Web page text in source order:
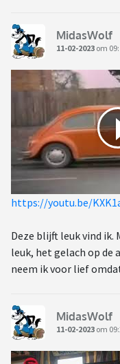
MidasWolf
11-02-2023 om
https://youtu.be/
Deze blijft leuk vind ik.
leuk, het gelach op de
neem ik voor lief
MidasWolf
11-02-2023 om